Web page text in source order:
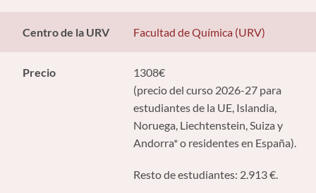
Centro de la URV Facultad de Química (URV)
Precio
1308€
(precio del curso 2026-27 para
estudiantes de la UE, Islandia,
Noruega, Liechtenstein, Suiza y
Andorra* o residentes en España).
Resto de estudiantes: 2.913 €.